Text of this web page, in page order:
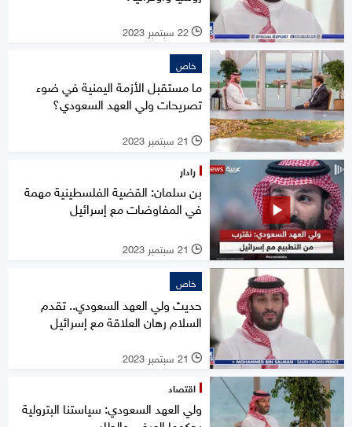
l 22 سبتمبر 2023
خاص
ما مستقبل الأزمة اليمنية في ضوء
تصريحات ولي العهد السعودي؟
l 21 سبتمبر 2023
رادار
بن سلمان: القضية الفلسطينية مهمة
في المفاوضات مع إسرائيل
l 21 سبتمبر 2023
خاص
حديث ولي العهد السعودي.. تقدم
السلام رهان العلاقة مع إسرائيل
l 21 سبتمبر 2023
اقتصاد
ولي العهد السعودي: سياستنا البترولية